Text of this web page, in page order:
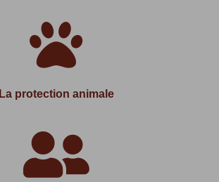

La protection animale
